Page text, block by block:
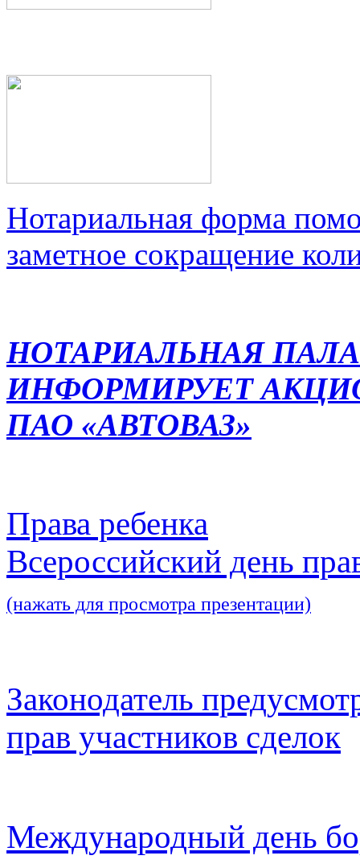
Нотариальная форма
заметное сокращение
НОТАРИАЛЬНАЯ
ИНФОРМИРУЕТ
ПАО «АВТОВАЗ»
Права ребенка
Всероссийский день
(нажать для просмотра презентации)
Законодатель
прав участников сделок
Международный день